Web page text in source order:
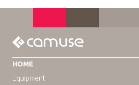
HOME
Equipment